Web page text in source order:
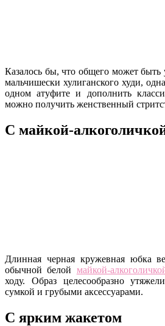
Казалось бы, что общего может
мальчишески хулиганского худи,
одном атуфите и дополнить
можно получить женственный
С майкой-
Длинная черная кружевная юбка
обычной белой майкой-
ходу. Образ целесообразно
сумкой и грубыми аксессуарами.
С ярким жакетом